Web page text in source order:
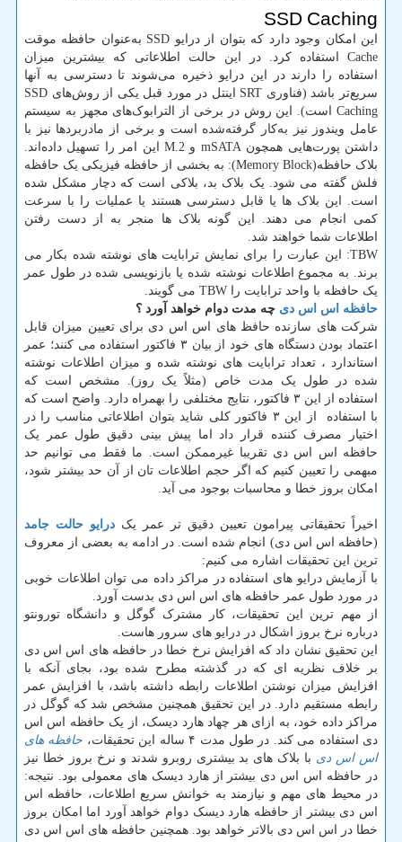
SSD Caching
این امکان وجود دارد که بتوان از درایو SSD به‌عنوان حافظه موقت
Cache استفاده کرد. در این حالت اطلاعاتی که بیشترین میزان
استفاده را دارند در این درایو ذخیره می‌شوند تا دسترسی به آنها
سریع‌تر باشد (فناوری SRT اینتل در مورد قبل یکی از روش‌های SSD
Caching است). این روش در برخی از الترابوک‌های مجهز به سیستم
عامل ویندوز نیز به‌کار گرفته‌شده است و برخی از مادربردها نیز با
داشتن پورت‌هایی همچون mSATA و M.2 این امر را تسهیل داده‌اند.
بلاک حافظه(Memory Block): به بخشی از حافظه فیزیکی یک حافظه
فلش گفته می شود. یک بلاک بد، بلاکی است که دچار مشکل شده
است. این بلاک ها یا قابل دسترسی هستند یا عملیات را با سرعت
کمی انجام می دهند. این گونه بلاک ها منجر به از دست رفتن
اطلاعات شما خواهند شد.
TBW: این عبارت را برای نمایش ترابایت های نوشته شده بکار می
برند. به مجموع اطلاعات نوشته شده یا بازنویسی شده در طول عمر
یک حافظه با واحد ترابایت را TBW می گویند.
حافظه اس اس دی چه مدت دوام خواهد آورد ؟
شرکت های سازنده حافظ های اس اس دی برای تعیین میزان قابل
اعتماد بودن دستگاه های خود از بیان ۳ فاکتور استفاده می کنند؛ عمر
استاندارد ، تعداد ترابایت های نوشته شده و میزان اطلاعات نوشته
شده در طول یک مدت خاص (مثلاً یک روز). مشخص است که
استفاده از این ۳ فاکتور، نتایج مختلفی را بهمراه دارد. واضح است که
با استفاده از این ۳ فاکتور کلی شاید بتوان اطلاعاتی مناسب را در
اختیار مصرف کننده قرار داد اما پیش بینی دقیق طول عمر یک
حافظه اس اس دی تقریبا غیرممکن است. ما فقط می توانیم حد
مبهمی را تعیین کنیم که اگر حجم اطلاعات تان از آن حد بیشتر شود،
امکان بروز خطا و محاسبات بوجود می آید.
اخیراً تحقیقاتی پیرامون تعیین دقیق تر عمر یک درایو حالت جامد
(حافظه اس اس دی) انجام شده است. در ادامه به بعضی از معروف
ترین این تحقیقات اشاره می کنیم:
با آزمایش درایو های استفاده در مراکز داده می توان اطلاعات خوبی
در مورد طول عمر حافظه های اس اس دی بدست آورد.
از مهم ترین این تحقیقات، کار مشترک گوگل و دانشگاه تورونتو
درباره نرخ بروز اشکال در درایو های سرور هاست.
این تحقیق نشان داد که افزایش نرخ خطا در حافظه های اس اس دی
بر خلاف نظریه ای که در گذشته مطرح شده بود، بجای آنکه با
افزایش میزان نوشتن اطلاعات رابطه داشته باشد، با افزایش عمر
رابطه مستقیم دارد. در این تحقیق همچنین مشخص شد که گوگل در
مراکز داده خود، به ازای هر چهاد هارد دیسک، از یک حافظه اس اس
دی استفاده می کند. در طول مدت ۴ ساله این تحقیقات،
حافظه های
اس اس دی با بلاک های بد بیشتری روبرو شدند و نرخ بروز خطا نیز
در حافظه اس اس دی بیشتر از هارد دیسک های معمولی بود. نتیجه:
در محیط های مهم و نیازمند به خوانش سریع اطلاعات، حافظه اس
اس دی بیشتر از حافظه هارد دیسک دوام خواهد آورد اما امکان بروز
خطا در اس اس دی بالاتر خواهد بود. همچنین حافظه های اس اس دی